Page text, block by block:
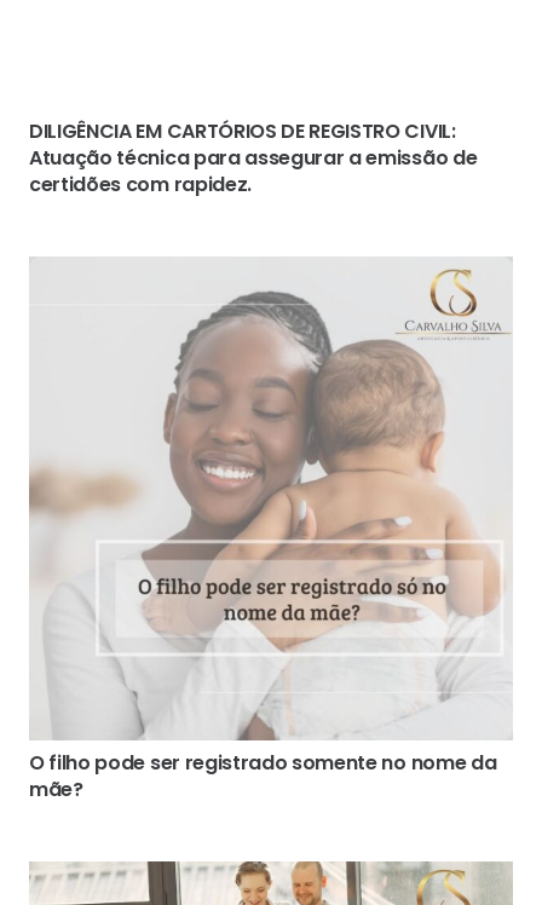
DILIGÊNCIA EM CARTÓRIOS DE REGISTRO CIVIL:
Atuação técnica para assegurar a emissão de
certidões com rapidez.
O filho pode ser registrado somente no nome da
mãe?